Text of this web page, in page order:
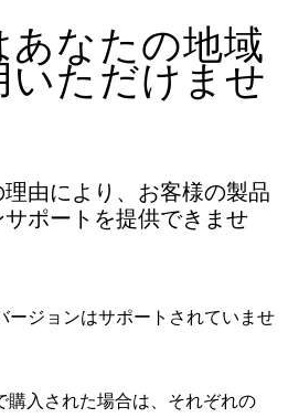
あなたの地域
いただけませ
由により、お客様の製品
ポートを提供できませ
ージョンはサポートされていませ
購入された場合は、それぞれの